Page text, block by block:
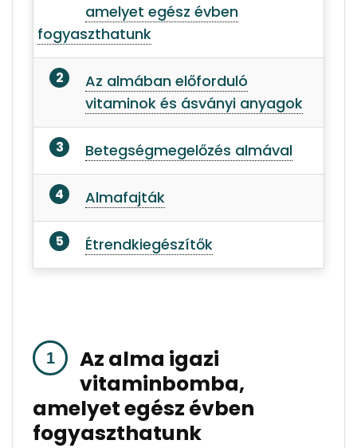
amelyet egész évben
fogyaszthatunk
Az almában előforduló
vitaminok és ásványi anyagok
Betegségmegelőzés almával
Almafajták
Étrendkiegészítők
Az alma igazi
vitaminbomba,
amelyet egész évben
fogyaszthatunk